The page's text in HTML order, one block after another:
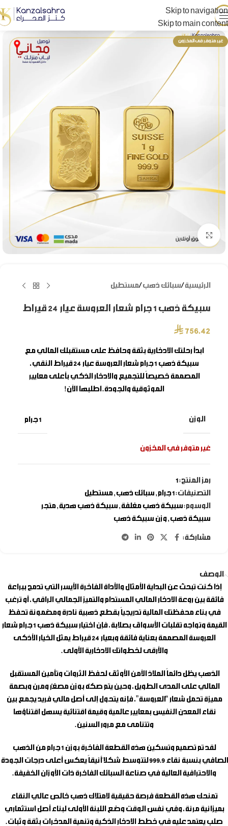
Skip to navigation
Skip to main content
غير متوفر فى المخزون
Click to enlarge
الرئيسية /سبائك ذهب /مستطيل
سبيكة ذهب 1 جرام شعار العروسة عيار 24 قيراط
⃁ 756.42
ابدأ رحلتك الادخارية بثقة وحافظ على مستقبلك المالي مع
سبيكة ذهب 1 جرام شعار العروسة
عيار 24 قيراط النقي،
المصممة خصيصاً للتجميع والادخار الذكي بأعلى معايير
الموثوقية والجودة. اطلبها الآن!
الوزن 1 جرام
غير متوفر في المخزون
رمز المنتج:1
التصنيفات:1 جرام , سبائك ذهب , مستطيل
الوسوم:سبيكة ذهب مغلفة , سبيكة ذهب هدية , متجر
سبيكة ذهب , وزن سبيكة ذهب
مشاركة:
الوصف
إذا كنت تبحث عن البداية الأمثال والأداة الفاخرة الأيسر التي تدمج ببراعة
فائقة بين روعة الادخار المالي المستدام والتميز الجمالي الراقي، أو ترغب
في بناء محفظتك المالية تدريجياً بقطع ذهبية نادرة ومضمونة تحفظ
القيمة وتواجه تقلبات الأسواق بصلابة، فإن اختيار
سبيكة ذهب 1 جرام شعار
العروسة
المصممة بعناية فائقة وبعيار 24 قيراط يمثل الخيار الأذكى
والأرقى لخطواتك الادخارية الأولى.
الذهب يظل دائماً الملاذ الآمن الأوثق لحفظ الثروات وتأمين المستقبل
المالي على المدى الطويل، وحين يتم صكّه بوزن مصغّر ومرن وبصمة
مميزة تحمل شعار “العروسة”، فإنه يتحول إلى أصل مالي فريد يجمع بين
نقاء المعدن النفيس بمعايير عالمية وقيمة اقتنائية يسهل اقتناؤها
وتتنامى مع مرور السنين.
لقد تم تصميم وتسكين هذه القطعة الفاخرة بوزن 1 جرام من الذهب
الصافي بنسبة نقاء 999.9 لتتوسط شكلاً أنيقاً يعكس أعلى درجات الجودة
والاحترافية العالية في صناعة السبائك الفاخرة ذات الأوزان الخفيفة.
تمنحك هذه القطعة فرصة حقيقية لامتلاك ذهب خالص عالي النقاء
بميزانية مرنة، وفي نفس الوقت وضع اللبنة الأولى لبناء أصل استثماري
صلب يعتمد عليه في خطط الادخار الذكية وتنمية المدخرات بثقة وثبات.